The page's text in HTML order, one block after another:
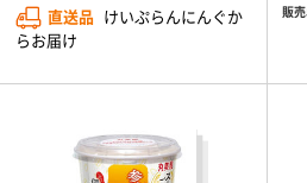
直送品 けいぷらんにんぐか
らお届け
販